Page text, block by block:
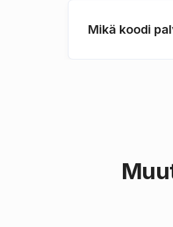
Mikä koodi